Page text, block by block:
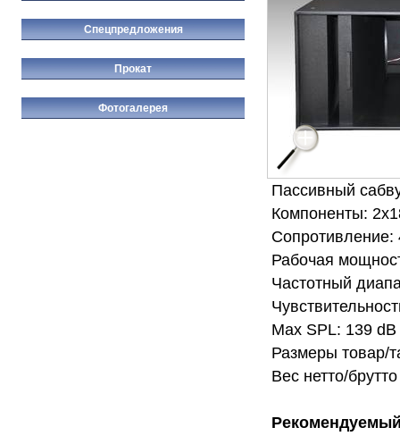
Пассивный
Компоненты:
Рабочая
Частотный
Max SPL: 139 dB
Размеры товар/
Вес нетто/
Спецпредложения
Прокат
Фотогалерея